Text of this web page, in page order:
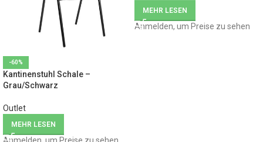
-60%
Kantinenstuhl Schale –
Grau/Schwarz
Outlet
MEHR LESEN
MEHR LESEN
Anmelden, um Preise zu sehen